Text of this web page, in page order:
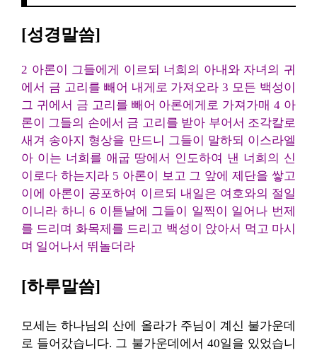
[성경말씀]
2 아론이 그들에게 이르되 너희의 아내와 자녀의 귀
에서 금 고리를 빼어 내게로 가져오라 3 모든 백성이
그 귀에서 금 고리를 빼어 아론에게로 가져가매 4 아
론이 그들의 손에서 금 고리를 받아 부어서 조각칼로
새겨 송아지 형상을 만드니 그들이 말하되 이스라엘
아 이는 너희를 애굽 땅에서 인도하여 낸 너희의 신
이로다 하는지라 5 아론이 보고 그 앞에 제단을 쌓고
이에 아론이 공포하여 이르되 내일은 여호와의 절일
이니라 하니 6 이튿날에 그들이 일찍이 일어나 번제
를 드리며 화목제를 드리고 백성이 앉아서 먹고 마시
며 일어나서 뛰놀더라
[하루말씀]
모세는 하나님의 산에 올라가 주님이 계신 불가운데
로 들어갔습니다. 그 불가운데에서 40일을 있었습니